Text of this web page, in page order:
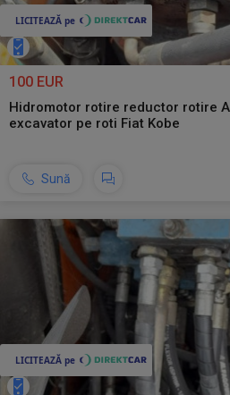
100 EUR
Hidromotor rotire reductor rotire
excavator pe roti Fiat Kobe
Sună